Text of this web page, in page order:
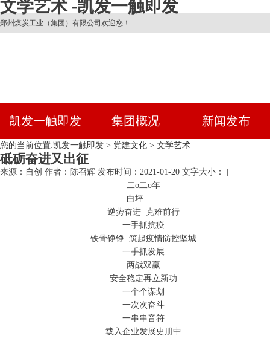
文学艺术 -凯发一触即发
郑州煤炭工业（集团）有限公司欢迎您！
凯发一触即发 集团概况 新闻发布
您的当前位置:凯发一触即发 > 党建文化 > 文学艺术
砥砺奋进又出征
来源：自创 作者：陈召辉 发布时间：2021-01-20 文字大小： |
二ο二ο年
白坪——
逆势奋进 克难前行
一手抓抗疫
铁骨铮铮 筑起疫情防控坚城
一手抓发展
两战双赢
安全稳定再立新功
一个个谋划
一次次奋斗
一串串音符
载入企业发展史册中